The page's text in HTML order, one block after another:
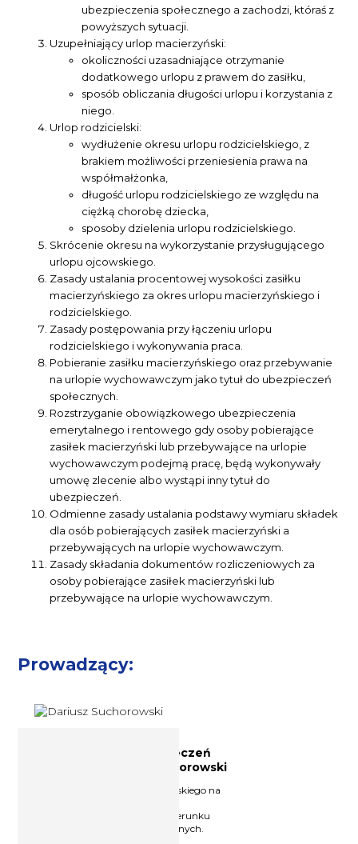
ubezpieczenia społecznego a zachodzi, któraś z
powyższych sytuacji.
Uzupełniający urlop macierzyński:
okoliczności uzasadniające otrzymanie
dodatkowego urlopu z prawem do zasiłku,
sposób obliczania długości urlopu i korzystania z
niego.
Urlop rodzicielski:
wydłużenie okresu urlopu rodzicielskiego, z
brakiem możliwości przeniesienia prawa na
współmałżonka,
długość urlopu rodzicielskiego ze względu na
ciężką chorobę dziecka,
sposoby dzielenia urlopu rodzicielskiego.
Skrócenie okresu na wykorzystanie przysługującego
urlopu ojcowskiego.
Zasady ustalania procentowej wysokości zasiłku
macierzyńskiego za okres urlopu macierzyńskiego i
rodzicielskiego.
Zasady postępowania przy łączeniu urlopu
rodzicielskiego i wykonywania praca.
Pobieranie zasiłku macierzyńskiego oraz przebywanie
na urlopie wychowawczym jako tytuł do ubezpieczeń
społecznych.
Rozstrzyganie obowiązkowego ubezpieczenia
emerytalnego i rentowego gdy osoby pobierające
zasiłek macierzyński lub przebywające na urlopie
wychowawczym podejmą pracę, będą wykonywały
umowę zlecenie albo wystąpi inny tytuł do
ubezpieczeń.
Odmienne zasady ustalania podstawy wymiaru składek
dla osób pobierających zasiłek macierzyński a
przebywających na urlopie wychowawczym.
Zasady składania dokumentów rozliczeniowych za
osoby pobierające zasiłek macierzyński lub
przebywające na urlopie wychowawczym.
Prowadzący:
Ekspert z zakresu ubezpieczeń
społecznych Dariusz Suchorowski
Absolwent Uniwersytetu Warszawskiego na
Uniwersytetu Jagiellońskiego na kierunku
prawo pracy i ubezpieczeń społecznych.